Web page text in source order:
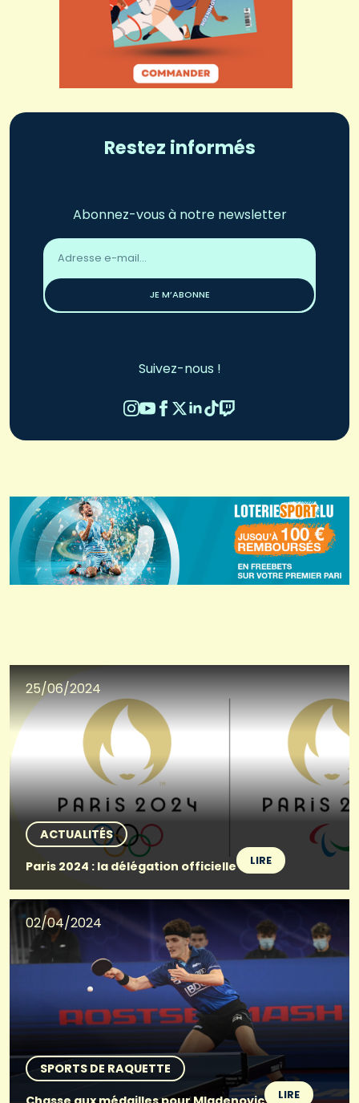
Restez informés
Abonnez-vous à notre newsletter
Adresse
email
JE M’ABONNE
Suivez-nous !
25/06/2024
ACTUALITÉS
Paris 2024 : la délégation officielle
LIRE
02/04/2024
SPORTS DE RAQUETTE
LIRE